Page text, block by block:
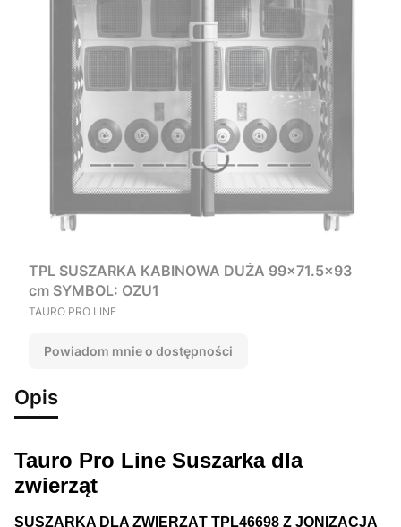
TPL SUSZARKA KABINOWA DUŻA 99x71.5x93
cm SYMBOL: OZU1
PRODUCENT
TAURO PRO LINE
Powiadom mnie o dostępności
Opis
Tauro Pro Line Suszarka dla
zwierząt
SUSZARKA DLA ZWIERZĄT TPL46698 Z JONIZACJĄ